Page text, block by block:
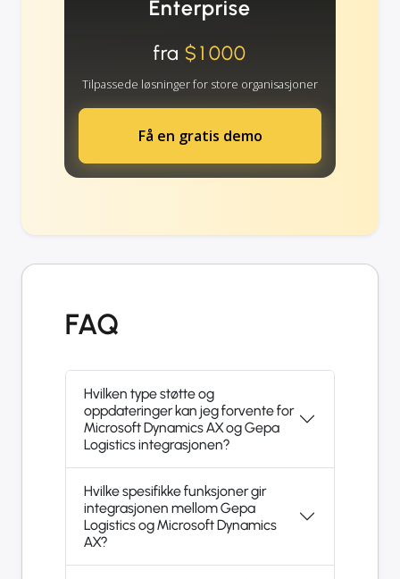
Enterprise
fra $1000
Tilpassede løsninger for store organisasjoner
Få en gratis demo
FAQ
Hvilken type støtte og
oppdateringer kan jeg forvente for
Microsoft Dynamics AX og Gepa
Logistics integrasjonen?
Hvilke spesifikke funksjoner gir
integrasjonen mellom Gepa
Logistics og Microsoft Dynamics
AX?